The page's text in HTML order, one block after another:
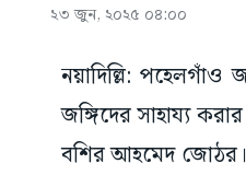
২৩ জুন, ২০২৫ ০৪:০০
নয়াদিল্লি:
জঙ্গিদের সাহায্য
বশির আহমেদ জোঠর।